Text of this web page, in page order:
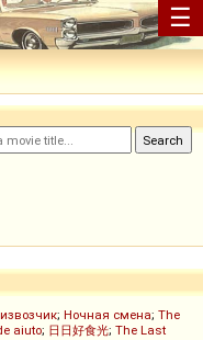
☰
; Ночная смена; The
aiuto; 日日好食光; The Last